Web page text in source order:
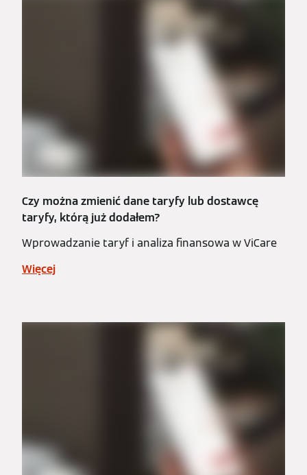
Czy można zmienić dane taryfy lub dostawcę
taryfy, którą już dodałem?
Wprowadzanie taryf i analiza finansowa w ViCare
Więcej